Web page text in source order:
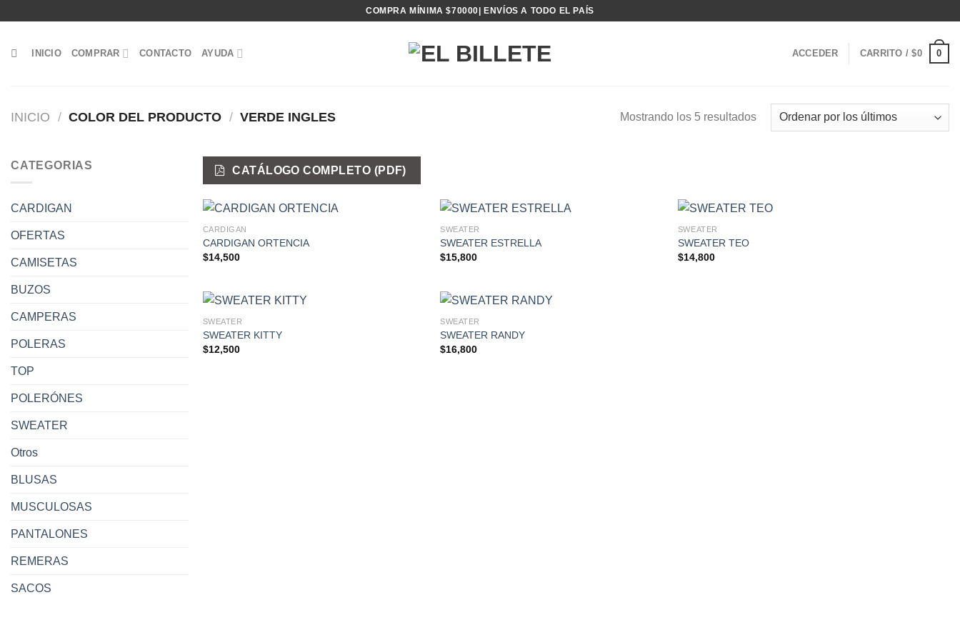
COMPRA MÍNIMA $70000| ENVÍOS A TODO EL PAÍS
INICIO COMPRAR CONTACTO AYUDA ACCEDER CARRITO /$0 0
INICIO / COLOR DEL PRODUCTO / VERDE INGLES Mostrando los 5 resultadosOrdenado
por
CATEGORIAS
CARDIGAN
OFERTAS
CAMISETAS
BUZOS
CAMPERAS
POLERAS
TOP
POLERÓNES
SWEATER
Otros
BLUSAS
MUSCULOSAS
PANTALONES
REMERAS
SACOS
CATÁLOGO COMPLETO (PDF)
CARDIGAN
CARDIGAN ORTENCIA
$14,500
SWEATER
SWEATER ESTRELLA
$15,800
SWEATER
SWEATER TEO
$14,800
SWEATER
SWEATER KITTY
$12,500
SWEATER
SWEATER RANDY
$16,800